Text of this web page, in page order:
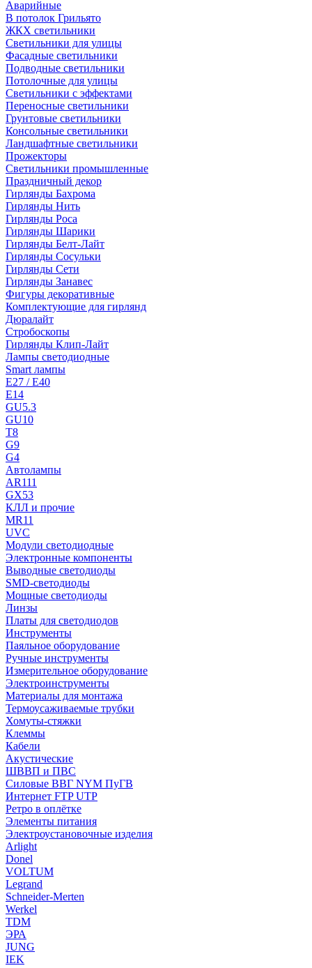
Аварийные
В потолок Грильято
ЖКХ светильники
Светильники для улицы
Фасадные светильники
Подводные светильники
Потолочные для улицы
Светильники с эффектами
Переносные светильники
Грунтовые светильники
Консольные светильники
Ландшафтные светильники
Прожекторы
Светильники промышленные
Праздничный декор
Гирлянды Бахрома
Гирлянды Нить
Гирлянды Роса
Гирлянды Шарики
Гирлянды Белт-Лайт
Гирлянды Сосульки
Гирлянды Сети
Гирлянды Занавес
Фигуры декоративные
Комплектующие для гирлянд
Дюралайт
Стробоскопы
Гирлянды Клип-Лайт
Лампы светодиодные
Smart лампы
E27 / E40
E14
GU5.3
GU10
T8
G9
G4
Автолампы
AR111
GX53
КЛЛ и прочие
MR11
UVC
Модули светодиодные
Электронные компоненты
Выводные светодиоды
SMD-светодиоды
Мощные светодиоды
Линзы
Платы для светодиодов
Инструменты
Паяльное оборудование
Ручные инструменты
Измерительное оборудование
Электроинструменты
Материалы для монтажа
Термоусаживаемые трубки
Хомуты-стяжки
Клеммы
Кабели
Акустические
ШВВП и ПВС
Силовые ВВГ NYM ПуГВ
Интернет FTP UTP
Ретро в оплётке
Элементы питания
Электроустановочные изделия
Arlight
Donel
VOLTUM
Legrand
Schneider-Merten
Werkel
TDM
ЭРА
JUNG
IEK